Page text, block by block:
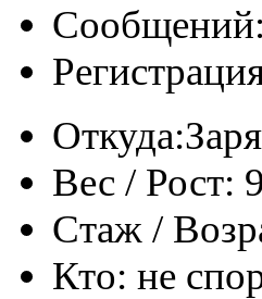
Откуда:Заря
Вес / Рост:
Стаж /
Кто: не